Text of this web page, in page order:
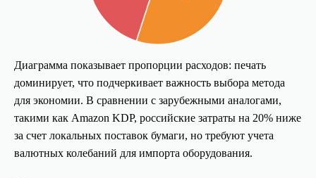
Диаграмма показывает пропорции расходов: печать
доминирует, что подчеркивает важность выбора метода
для экономии. В сравнении с зарубежными аналогами,
такими как Amazon KDP, российские затраты на 20% ниже
за счет локальных поставок бумаги, но требуют учета
валютных колебаний для импорта оборудования.